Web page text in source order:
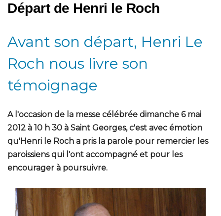
Départ de Henri le Roch
Avant son départ, Henri Le
Roch nous livre son
témoignage
A l'occasion de la messe célébrée dimanche 6 mai
2012 à 10 h 30 à Saint Georges, c'est avec émotion
qu'Henri le Roch a pris la parole pour remercier les
paroissiens qui l'ont accompagné et pour les
encourager à poursuivre.